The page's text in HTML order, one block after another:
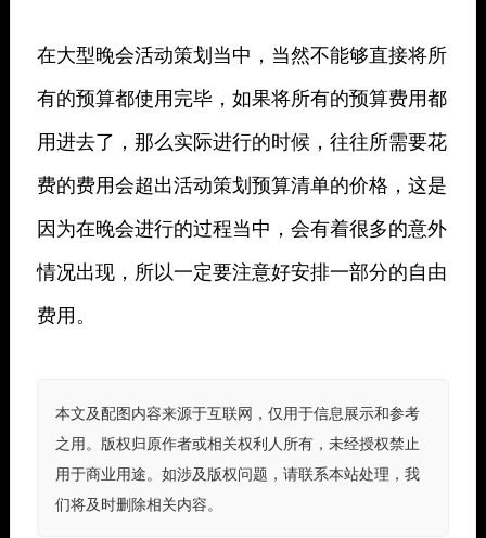
在大型晚会活动策划当中，当然不能够直接将所
有的预算都使用完毕，如果将所有的预算费用都
用进去了，那么实际进行的时候，往往所需要花
费的费用会超出活动策划预算清单的价格，这是
因为在晚会进行的过程当中，会有着很多的意外
情况出现，所以一定要注意好安排一部分的自由
费用。
本文及配图内容来源于互联网，仅用于信息展示和参考
之用。版权归原作者或相关权利人所有，未经授权禁止
用于商业用途。如涉及版权问题，请联系本站处理，我
们将及时删除相关内容。